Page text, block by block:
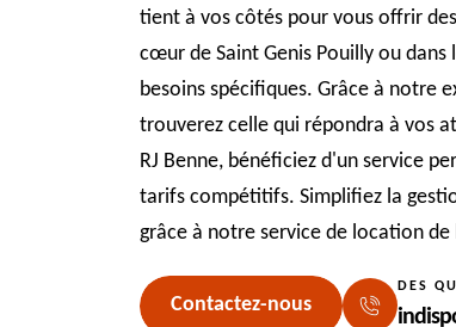
tient à vos côtés pour vous offrir
cœur de Saint Genis Pouilly ou dans
besoins spécifiques. Grâce à notre
trouverez celle qui répondra à vos
RJ Benne, bénéficiez d'un service
tarifs compétitifs. Simplifiez la
grâce à notre service de location de
Contactez-nous
DES